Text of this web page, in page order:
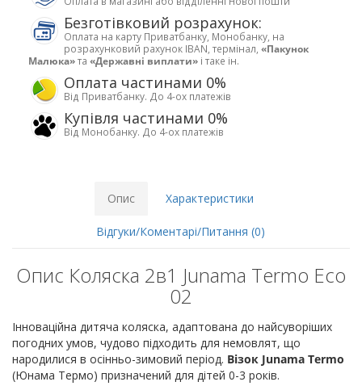
Безготівковий розрахунок:
Оплата на карту Приватбанку, Монобанку, на
розрахунковий рахунок IBAN, термінал, «Пакунок
Малюка»та «Державні виплати» і таке ін.
Оплата частинами 0%
Від Приватбанку. До 4-ох платежів
Купівля частинами 0%
Від Монобанку. До 4-ох платежів
Опис Характеристики
Відгуки/Коментарі/Питання (0)
Опис Коляска 2в1 Junama Termo Eco
02
Інноваційна дитяча коляска, адаптована до найсуворіших
погодних умов, чудово підходить для немовлят, що
народилися в осінньо-зимовий період. Візок Junama Termo
(Юнама Термо) призначений для дітей 0-3 років.